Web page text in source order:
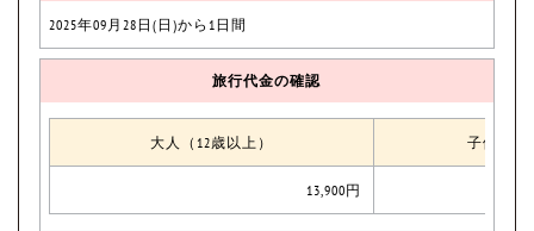
2025年09月28日(日)から1日間
旅行代金の確認
大人（12歳以上） 子供（小
13,900円